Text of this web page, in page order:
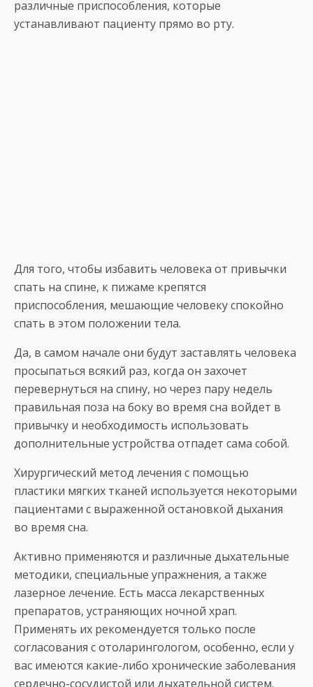
различные приспособления, которые
устанавливают пациенту прямо во рту.
Для того, чтобы избавить человека от привычки
спать на спине, к пижаме крепятся
приспособления, мешающие человеку спокойно
спать в этом положении тела.
Да, в самом начале они будут заставлять человека
просыпаться всякий раз, когда он захочет
перевернуться на спину, но через пару недель
правильная поза на боку во время сна войдет в
привычку и необходимость использовать
дополнительные устройства отпадет сама собой.
Хирургический метод лечения с помощью
пластики мягких тканей используется некоторыми
пациентами с выраженной остановкой дыхания
во время сна.
Активно применяются и различные дыхательные
методики, специальные упражнения, а также
лазерное лечение. Есть масса лекарственных
препаратов, устраняющих ночной храп.
Применять их рекомендуется только после
согласования с отоларингологом, особенно, если у
вас имеются какие-либо хронические заболевания
сердечно-сосудистой или дыхательной систем.